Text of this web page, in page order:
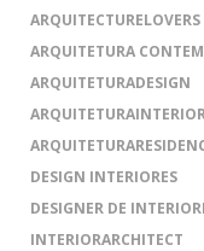
ARQUITECTURELOVERS
ARQUITETURA
ARQUITETURADESIGN
DESIGN INTERIORES
DESIGNER DE
INTERIORARCHITECT